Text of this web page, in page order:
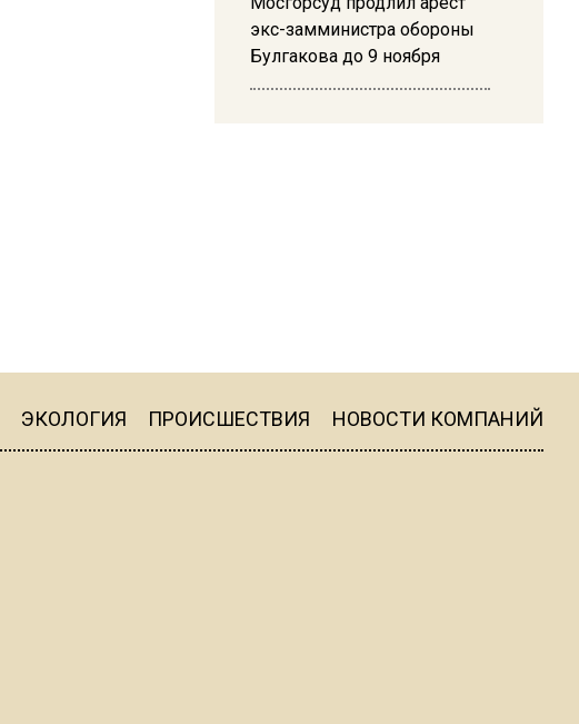
экс-замминистра обороны
Булгакова до 9 ноября
ограничат движение на
ЭКОЛОГИЯ ПРОИСШЕСТВИЯ НОВОСТИ КОМПАНИЙ